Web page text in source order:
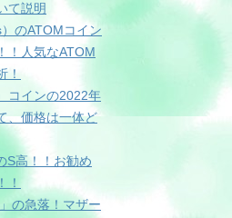
て説明
のATOMコイン
！人気なATOM
！
コインの2022年
、価格は一体ど
S高！！お勧め
！
の急落！マザー